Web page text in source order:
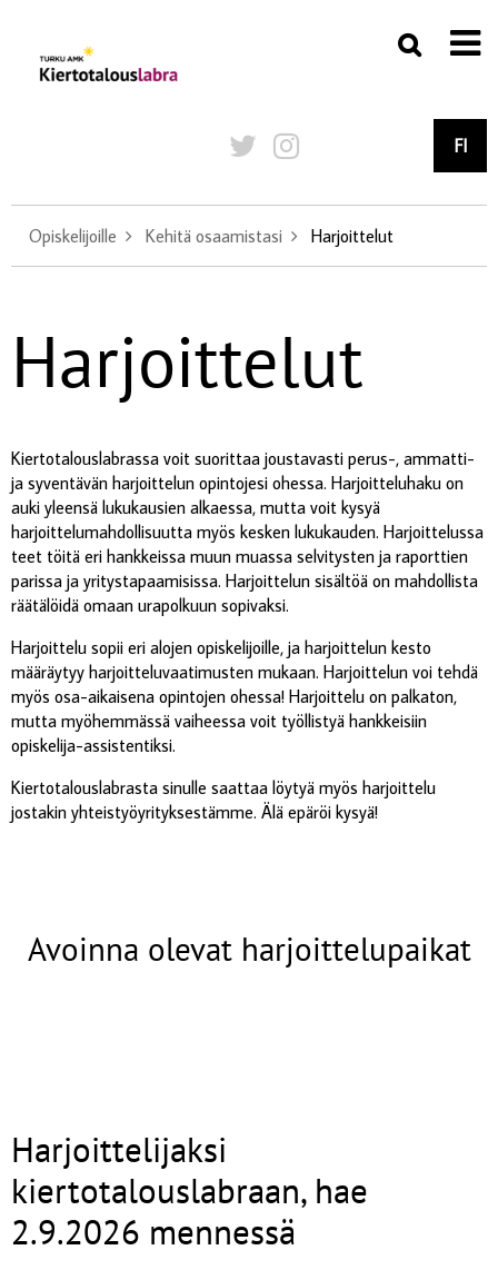
FI
Opiskelijoille Kehitä osaamistasi Harjoittelut
Harjoittelut
Kiertotalouslabrassa voit suorittaa joustavasti perus-, ammatti-
ja syventävän harjoittelun opintojesi ohessa. Harjoitteluhaku on
auki yleensä lukukausien alkaessa, mutta voit kysyä
harjoittelumahdollisuutta myös kesken lukukauden. Harjoittelussa
teet töitä eri hankkeissa muun muassa selvitysten ja raporttien
parissa ja yritystapaamisissa. Harjoittelun sisältöä on mahdollista
räätälöidä omaan urapolkuun sopivaksi.
Harjoittelu sopii eri alojen opiskelijoille, ja harjoittelun kesto
määräytyy harjoitteluvaatimusten mukaan. Harjoittelun voi tehdä
myös osa-aikaisena opintojen ohessa! Harjoittelu on palkaton,
mutta myöhemmässä vaiheessa voit työllistyä hankkeisiin
opiskelija-assistentiksi.
Kiertotalouslabrasta sinulle saattaa löytyä myös harjoittelu
jostakin yhteistyöyrityksestämme. Älä epäröi kysyä!
Avoinna olevat harjoittelupaikat
Harjoittelijaksi
kiertotalouslabraan, hae
2.9.2026 mennessä